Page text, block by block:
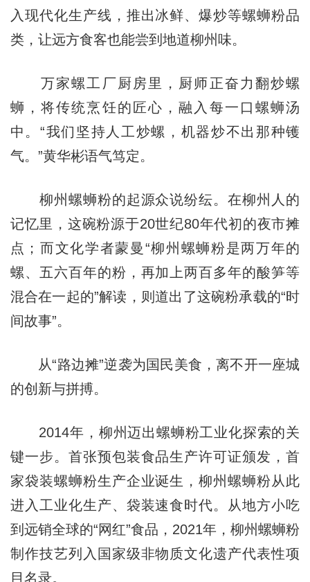
入现代化生产线，推出冰鲜、爆炒等螺蛳粉品
类，让远方食客也能尝到地道柳州味。
万家螺工厂厨房里，厨师正奋力翻炒螺
蛳，将传统烹饪的匠心，融入每一口螺蛳汤
中。“我们坚持人工炒螺，机器炒不出那种镬
气。”黄华彬语气笃定。
柳州螺蛳粉的起源众说纷纭。在柳州人的
记忆里，这碗粉源于20世纪80年代初的夜市摊
点；而文化学者蒙曼“柳州螺蛳粉是两万年的
螺、五六百年的粉，再加上两百多年的酸笋等
混合在一起的”解读，则道出了这碗粉承载的“时
间故事”。
从“路边摊”逆袭为国民美食，离不开一座城
的创新与拼搏。
2014年，柳州迈出螺蛳粉工业化探索的关
键一步。首张预包装食品生产许可证颁发，首
家袋装螺蛳粉生产企业诞生，柳州螺蛳粉从此
进入工业化生产、袋装速食时代。从地方小吃
到远销全球的“网红”食品，2021年，柳州螺蛳粉
制作技艺列入国家级非物质文化遗产代表性项
目名录。